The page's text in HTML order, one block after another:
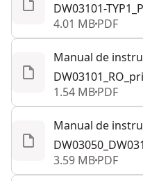
DW03101-
4.01 MBPDF
Manual de
1.54 MBPDF
Manual de
3.59 MBPDF